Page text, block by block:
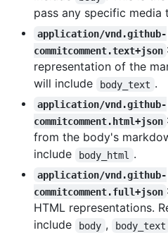
pass any specific media
application/vnd.github-
commitcomment.text+json
representation of the
will include
body_text .
application/vnd.github-
commitcomment.html+json
from the body's
include
body_html .
application/vnd.github-
commitcomment.full+json
HTML representations.
include
body , body_text